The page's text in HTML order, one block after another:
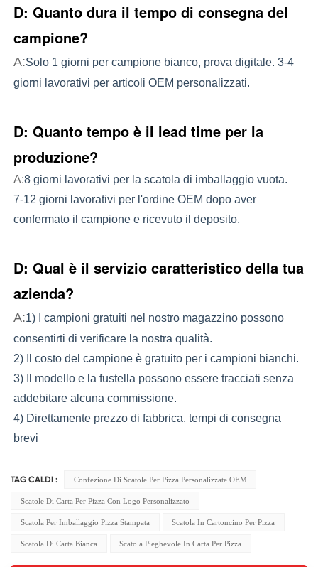
D: Quanto dura il tempo di consegna del
campione?
A:Solo 1 giorni per campione bianco, prova digitale. 3-4
giorni lavorativi per articoli OEM personalizzati.
D: Quanto tempo è il lead time per la
produzione?
A:8 giorni lavorativi per la scatola di imballaggio vuota.
7-12 giorni lavorativi per l'ordine OEM dopo aver
confermato il campione e ricevuto il deposito.
D: Qual è il servizio caratteristico della tua
azienda?
A:1) I campioni gratuiti nel nostro magazzino possono
consentirti di verificare la nostra qualità.
2) Il costo del campione è gratuito per i campioni bianchi.
3) Il modello e la fustella possono essere tracciati senza
addebitare alcuna commissione.
4) Direttamente prezzo di fabbrica, tempi di consegna
brevi
TAG CALDI : Confezione Di Scatole Per Pizza Personalizzate OEM
Scatole Di Carta Per Pizza Con Logo Personalizzato
Scatola Per Imballaggio Pizza Stampata Scatola In Cartoncino Per Pizza
Scatola Di Carta Bianca Scatola Pieghevole In Carta Per Pizza